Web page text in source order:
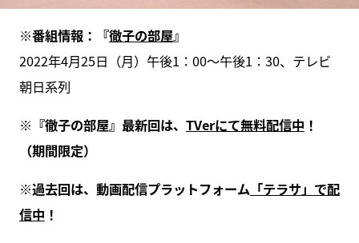
※番組情報：『徹子の部屋』
2022年4月25日（月）午後1：00～午後1：30、テレビ
朝日系列
※『徹子の部屋』最新回は、 TVerにて無料配信中 ！
（期間限定）
※過去回は、動画配信プラットフォーム「テラサ」で配
信中 ！